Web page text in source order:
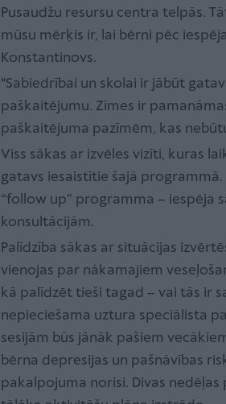
Pusaudžu resursu centra telpās.
mūsu mērķis ir, lai bērni pēc
Konstantinovs.
"Sabiedrībai un skolai ir jābūt
paškaitējumu. Zīmes ir
paškaitējuma pazīmēm, kas
Viss sākas ar izvēles vizīti, kuras
gatavs iesaistītie šajā programmā.
“follow up” programma – iespēja
konsultācijām.
Palīdzība sākas ar situācijas
vienojas par nākamajiem
kā palīdzēt tieši tagad – vai tās ir
nepieciešama uztura speciālista
sesijām būs jānāk pašiem
bērna depresijas un pašnāvības
pakalpojuma norisi. Divas